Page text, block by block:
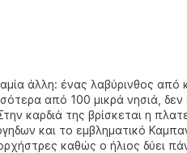
άλλη: ένας λαβύρινθος
από 100 μικρά νησιά,
καρδιά της βρίσκεται η
και το εμβληματικό
καθώς ο ήλιος δύει